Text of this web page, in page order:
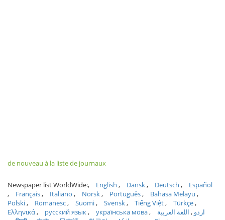
de nouveau à la liste de journaux
Newspaper list WorldWide: English Dansk Deutsch
Español
Français
Italiano Norsk Português
Bahasa Melayu
Polski
Romanesc Suomi Svensk Tiếng Việt
Türkçe
Ελληνικά
русский язык українська мова اردو
اللغة العربية